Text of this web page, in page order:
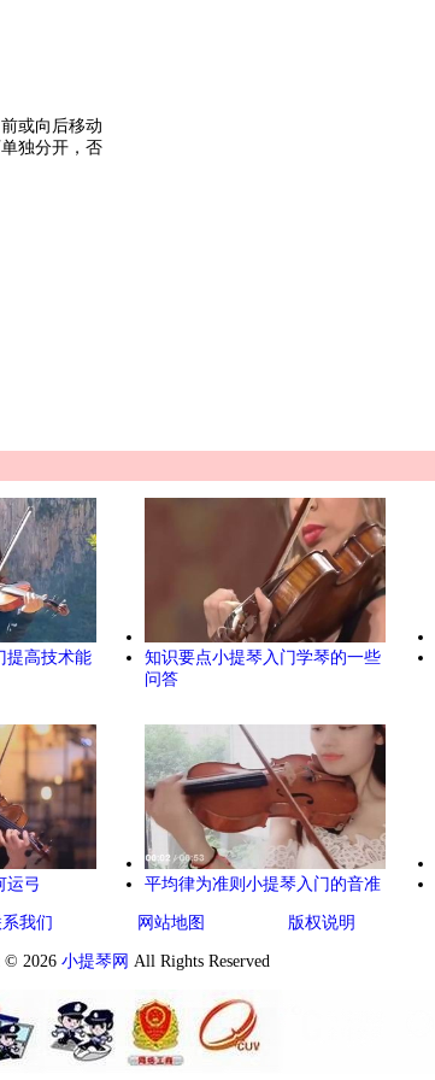
或向后移动
独分开，否
提高技术能
知识要点小提琴入门学琴的一些
问答
运弓 平均律为准则小提琴入门的音准
我们 网站地图 版权说明
© 2026 小提琴网 All Rights Reserved